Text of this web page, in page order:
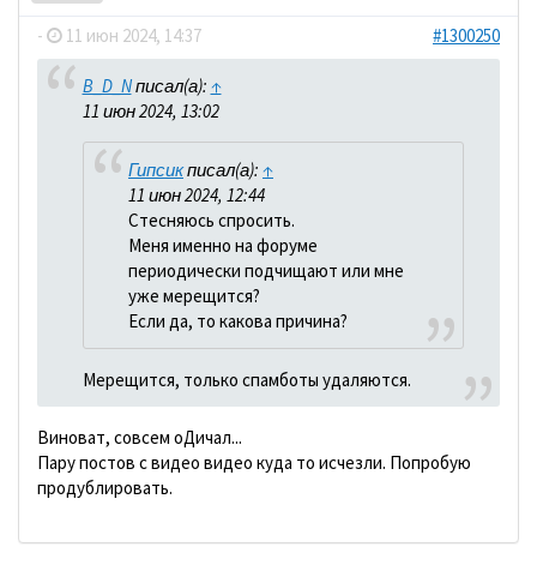
- 11 июн 2024, 14:37 #1300250
B_D_Nписал(а): ↑
11 июн 2024, 13:02
Гипсикписал(а): ↑
11 июн 2024, 12:44
Стесняюсь спросить.
Меня именно на форуме
периодически подчищают или мне
уже мерещится?
Если да, то какова причина?
Мерещится, только спамботы удаляются.
Виноват, совсем оДичал...
Пару постов с видео видео куда то исчезли. Попробую
продублировать.